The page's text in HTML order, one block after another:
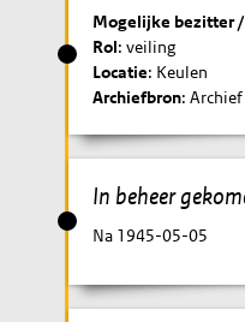
Mogelijke bezitter
Rol: veiling
Locatie: Keulen
Archiefbron:
In beheer
Na 1945-05-05